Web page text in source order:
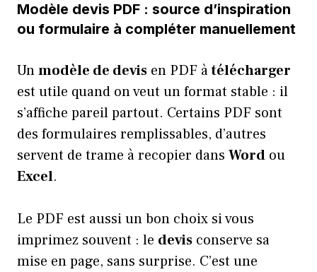
Modèle devis PDF : source d’inspiration
ou formulaire à compléter manuellement
Unmodèle de devis en PDF àtélécharger
est utile quand on veut un format stable : il
s’affiche pareil partout. Certains PDF sont
des formulaires remplissables, d’autres
servent de trame à recopier dans Word ou
Excel.
Le PDF est aussi un bon choix si vous
imprimez souvent : le devis conserve sa
mise en page, sans surprise. C’est une